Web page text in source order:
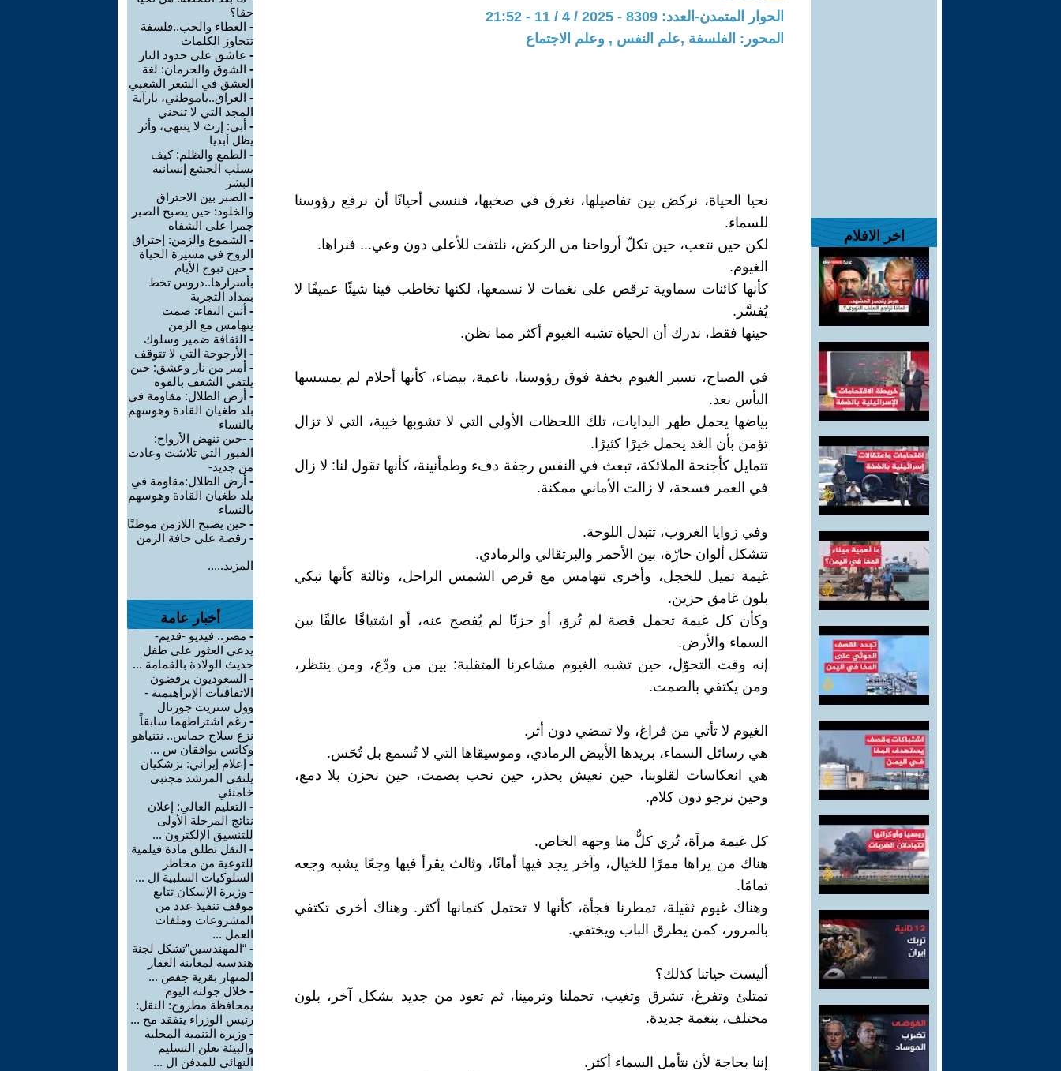
اخر الافلام
الحوار المتمدن-العدد: 8309 - 2025 / 4 / 11 - 21:52
المحور: الفلسفة ,علم النفس , وعلم الاجتماع
نحيا الحياة، نركض بين تفاصيلها، نغرق في صخبها، فننسى أحيانًا أن نرفع رؤوسنا
للسماء.
لكن حين نتعب، حين تكلّ أرواحنا من الركض، نلتفت للأعلى دون وعي... فنراها.
الغيوم.
كأنها كائنات سماوية ترقص على نغمات لا نسمعها، لكنها تخاطب فينا شيئًا عميقًا لا
يُفسَّر.
حينها فقط، ندرك أن الحياة تشبه الغيوم أكثر مما نظن.
في الصباح، تسير الغيوم بخفة فوق رؤوسنا، ناعمة، بيضاء، كأنها أحلام لم يمسسها
اليأس بعد.
بياضها يحمل طهر البدايات، تلك اللحظات الأولى التي لا تشوبها خيبة، التي لا تزال
تؤمن بأن الغد يحمل خيرًا كثيرًا.
تتمايل كأجنحة الملائكة، تبعث في النفس رجفة دفء وطمأنينة، كأنها تقول لنا: لا زال
في العمر فسحة، لا زالت الأماني ممكنة.
وفي زوايا الغروب، تتبدل اللوحة.
تتشكل ألوان حارّة، بين الأحمر والبرتقالي والرمادي.
غيمة تميل للخجل، وأخرى تتهامس مع قرص الشمس الراحل، وثالثة كأنها تبكي
بلون غامق حزين.
وكأن كل غيمة تحمل قصة لم تُروَ، أو حزنًا لم يُفصح عنه، أو اشتياقًا عالقًا بين
السماء والأرض.
إنه وقت التحوّل، حين تشبه الغيوم مشاعرنا المتقلبة: بين من ودّع، ومن ينتظر،
ومن يكتفي بالصمت.
الغيوم لا تأتي من فراغ، ولا تمضي دون أثر.
هي رسائل السماء، بريدها الأبيض الرمادي، وموسيقاها التي لا تُسمع بل تُحَس.
هي انعكاسات لقلوبنا، حين نعيش بحذر، حين نحب بصمت، حين نحزن بلا دمع،
وحين نرجو دون كلام.
كل غيمة مرآة، تُري كلٌّ منا وجهه الخاص.
هناك من يراها ممرًا للخيال، وآخر يجد فيها أمانًا، وثالث يقرأ فيها وجعًا يشبه وجعه
تمامًا.
وهناك غيوم ثقيلة، تمطرنا فجأة، كأنها لا تحتمل كتمانها أكثر. وهناك أخرى تكتفي
بالمرور، كمن يطرق الباب ويختفي.
أليست حياتنا كذلك؟
تمتلئ وتفرغ، تشرق وتغيب، تحملنا وترمينا، ثم تعود من جديد بشكل آخر، بلون
مختلف، بنغمة جديدة.
إننا بحاجة لأن نتأمل السماء أكثر.
حقا؟
- العطاء والحب..فلسفة
تتجاوز الكلمات
- عاشق على حدود النار
- الشوق والحرمان: لغة
العشق في الشعر الشعبي
- العراق..ياموطني، يارآية
المجد التي لا تنحني
- أبي: إرث لا ينتهي، وأثر
يظل أبديا
- الطمع والظلم: كيف
يسلب الجشع إنسانية
البشر
- الصبر بين الاحتراق
والخلود: حين يصبح الصبر
جمرا على الشفاه
- الشموع والزمن: إحتراق
الروح في مسيرة الحياة
- حين تبوح الأيام
بأسرارها..دروس تخط
بمداد التجربة
- أنين البقاء: صمت
يتهامس مع الزمن
- الثقافة ضمير وسلوك
- الأرجوحة التي لا تتوقف
- أمير من نار وعشق: حين
يلتقي الشغف بالقوة
- أرض الظلال: مقاومة في
بلد طغيان القادة وهوسهم
بالنساء
- -حين تنهض الأرواح:
القبور التي تلاشت وعادت
من جديد-
- أرض الظلال:مقاومة في
بلد طغيان القادة وهوسهم
بالنساء
- حين يصبح اللازمن موطنًا
- رقصة على حافة الزمن
المزيد.....
أخبار عامة
- مصر.. فيديو -قديم-
يدعي العثور على طفل
حديث الولادة بالقمامة ...
- السعوديون يرفضون
الاتفاقيات الإبراهيمية -
وول ستريت جورنال
- رغم اشتراطهما سابقاً
نزع سلاح حماس.. نتنياهو
وكاتس يوافقان س ...
- إعلام إيراني: بزشكيان
يلتقي المرشد مجتبى
خامنئي
- التعليم العالي: إعلان
نتائج المرحلة الأولى
للتنسيق الإلكترون ...
- النقل تطلق مادة فيلمية
للتوعية من مخاطر
السلوكيات السلبية ال ...
- وزيرة الإسكان تتابع
موقف تنفيذ عدد من
المشروعات وملفات
العمل ...
- “المهندسين”تشكل لجنة
هندسية لمعاينة العقار
المنهار بقرية جفص ...
- خلال جولته اليوم
بمحافظة مطروح: النقل:
رئيس الوزراء يتفقد مح ...
- وزيرة التنمية المحلية
والبيئة تعلن التسليم
النهائي للمدفن ال ...